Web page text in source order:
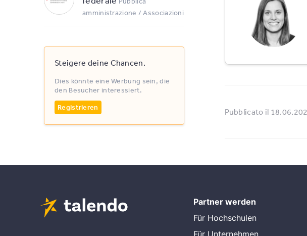
amministrazione / Associazioni
Steigere deine Chancen.
Dies könnte eine Werbung sein, die
den Besucher interessiert.
Registrieren
Pubblicato il
Partner werden
Für Hochschulen
Für Unternehmen